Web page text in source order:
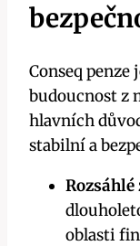
Conseq penze
budoucnost z
hlavních
stabilní a
oblasti